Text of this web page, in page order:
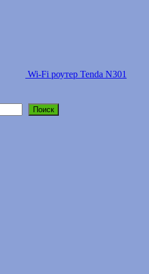
Wi-Fi роутер Tenda N301
Поиск